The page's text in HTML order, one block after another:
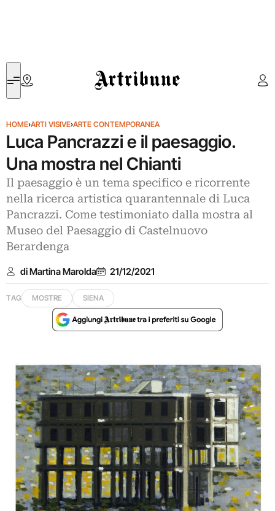
Artribune
HOME›ARTI VISIVE›ARTE CONTEMPORANEA
Luca Pancrazzi e il paesaggio.
Una mostra nel Chianti
Il paesaggio è un tema specifico e ricorrente
nella ricerca artistica quarantennale di Luca
Pancrazzi. Come testimoniato dalla mostra al
Museo del Paesaggio di Castelnuovo
Berardenga
di Martina Marolda 21/12/2021
TAG MOSTRE SIENA